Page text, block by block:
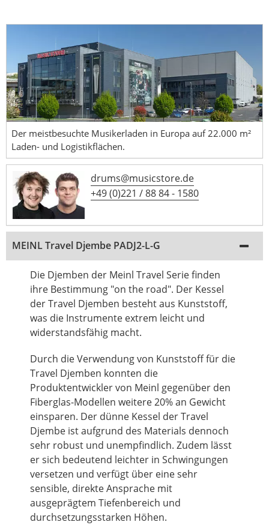
Der meistbesuchte Musikerladen in Europa auf 22.000 m²
Laden- und Logistikflächen.
drums@musicstore.de
+49 (0)221 / 88 84 - 1580
MEINL Travel Djembe PADJ2-L-G
Die Djemben der Meinl Travel Serie finden
ihre Bestimmung "on the road". Der Kessel
der Travel Djemben besteht aus Kunststoff,
was die Instrumente extrem leicht und
widerstandsfähig macht.
Durch die Verwendung von Kunststoff für die
Travel Djemben konnten die
Produktentwickler von Meinl gegenüber den
Fiberglas-Modellen weitere 20% an Gewicht
einsparen. Der dünne Kessel der Travel
Djembe ist aufgrund des Materials dennoch
sehr robust und unempfindlich. Zudem lässt
er sich bedeutend leichter in Schwingungen
versetzen und verfügt über eine sehr
sensible, direkte Ansprache mit
ausgeprägtem Tiefenbereich und
durchsetzungsstarken Höhen.